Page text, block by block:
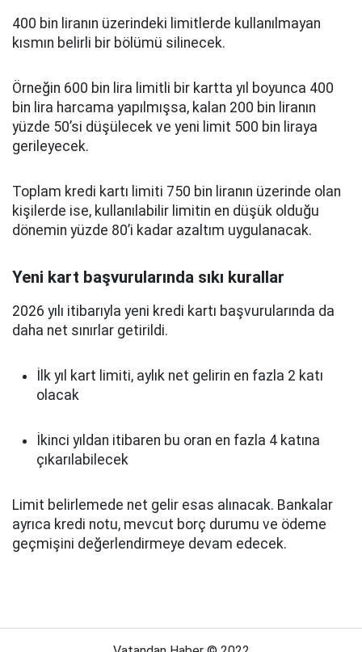
400 bin liranın üzerindeki limitlerde kullanılmayan
kısmın belirli bir bölümü silinecek.
Örneğin 600 bin lira limitli bir kartta yıl boyunca 400
bin lira harcama yapılmışsa, kalan 200 bin liranın
yüzde 50’si düşülecek ve yeni limit 500 bin liraya
gerileyecek.
Toplam kredi kartı limiti 750 bin liranın üzerinde olan
kişilerde ise, kullanılabilir limitin en düşük olduğu
dönemin yüzde 80’i kadar azaltım uygulanacak.
Yeni kart başvurularında sıkı kurallar
2026 yılı itibarıyla yeni kredi kartı başvurularında da
daha net sınırlar getirildi.
İlk yıl kart limiti, aylık net gelirin en fazla 2 katı
olacak
İkinci yıldan itibaren bu oran en fazla 4 katına
çıkarılabilecek
Limit belirlemede net gelir esas alınacak. Bankalar
ayrıca kredi notu, mevcut borç durumu ve ödeme
geçmişini değerlendirmeye devam edecek.